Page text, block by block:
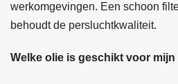
werkomgevingen. Een schoon
behoudt de persluchtkwaliteit.
Welke olie is geschikt voor